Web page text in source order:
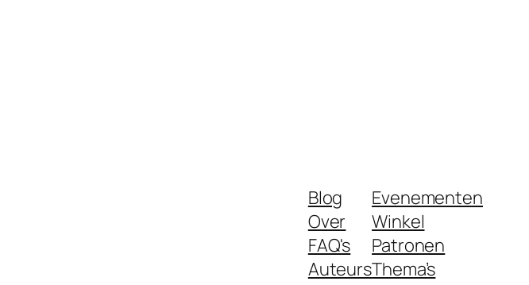
Blog
Over
FAQ's
Auteurs
Evenementen
Winkel
Patronen
Thema’s